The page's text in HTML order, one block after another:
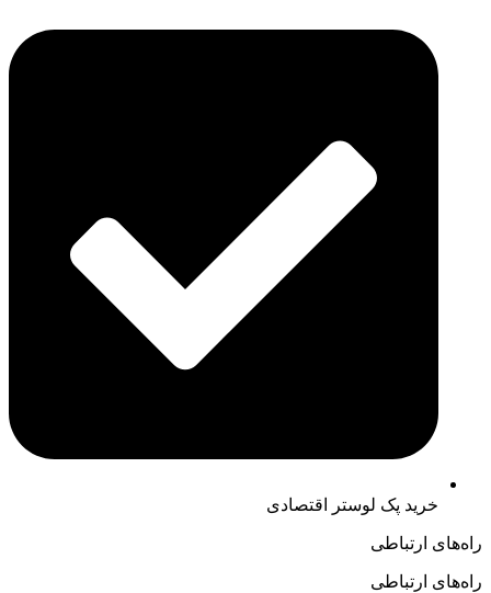
خرید پک لوستر اقتصادی
راه‌های ارتباطی
راه‌های ارتباطی